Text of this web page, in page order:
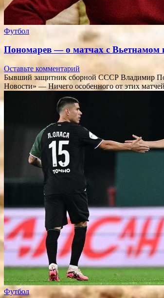
Футбол
Пономарев — о матчах с Вьетнамом
Оставьте комментарий
Бывший защитник сборной СССР Владимир
Новости» — Ничего особенного от этих
Футбол